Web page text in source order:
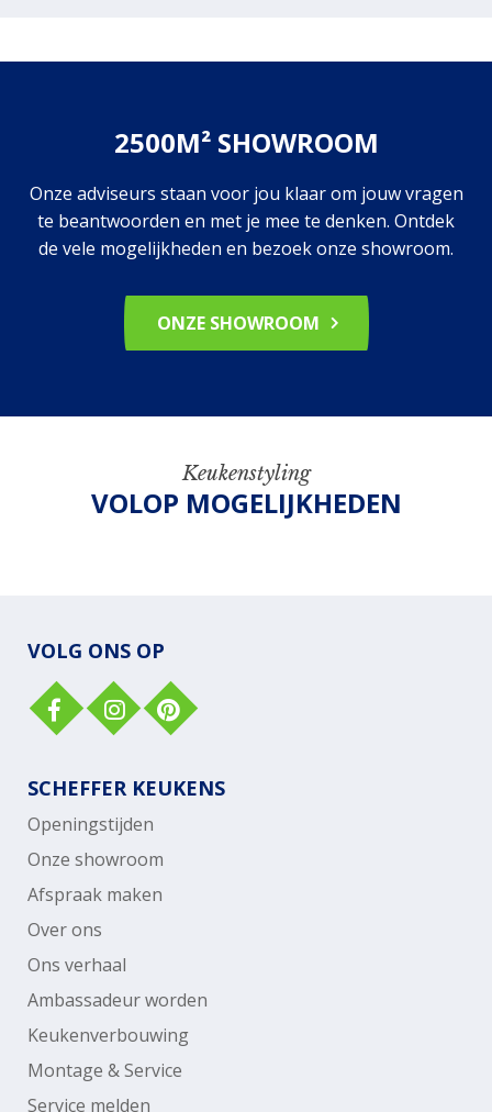
2500M² SHOWROOM
Onze adviseurs staan voor jou klaar om jouw vragen
te beantwoorden en met je mee te denken. Ontdek
de vele mogelijkheden en bezoek onze showroom.
ONZE SHOWROOM
Keukenstyling
VOLOP MOGELIJKHEDEN
VOLG ONS OP
SCHEFFER KEUKENS
Openingstijden
Onze showroom
Afspraak maken
Over ons
Ons verhaal
Ambassadeur worden
Keukenverbouwing
Montage & Service
Service melden